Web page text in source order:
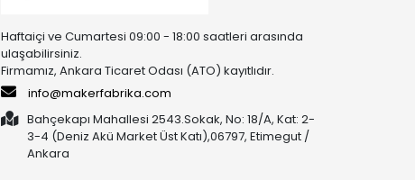
Haftaiçi ve Cumartesi 09:00 - 18:00 saatleri arasında
ulaşabilirsiniz.
Firmamız, Ankara Ticaret Odası (ATO) kayıtlıdır.
info@makerfabrika.com
Bahçekapı Mahallesi 2543.Sokak, No: 18/A, Kat: 2-
3-4 (Deniz Akü Market Üst Katı),06797, Etimegut /
Ankara